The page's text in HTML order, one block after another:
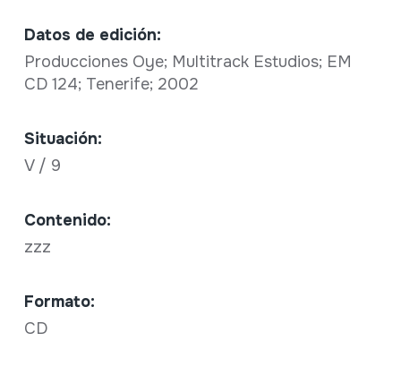
Datos de edición:
Producciones Oye; Multitrack Estudios; EM
CD 124; Tenerife; 2002
Situación:
V / 9
Contenido:
zzz
Formato:
CD